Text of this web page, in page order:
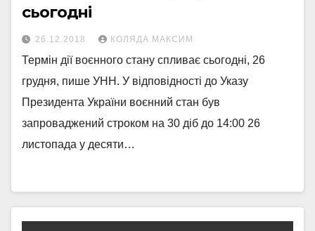
сьогодні
26.12.2018 КОЛЯДА МАКСИМ
Термін дії воєнного стану спливає сьогодні, 26
грудня, пише УНН. У відповідності до Указу
Президента України воєнний стан був
запроваджений строком на 30 діб до 14:00 26
листопада у десяти…